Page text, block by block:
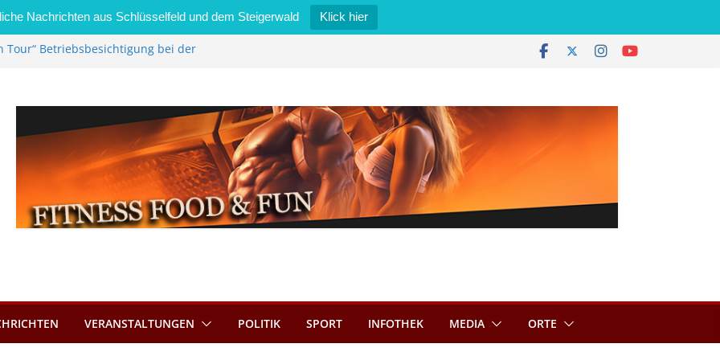
Nachrichten aus Schlüsselfeld und dem Steigerwald Klick hier
Tour“ Betriebsbesichtigung bei der
bietet Online-Anmeldung für
an
im Wert von 600 Euro
VERANSTALTUNGEN POLITIK SPORT INFOTHEK MEDIA ORTE